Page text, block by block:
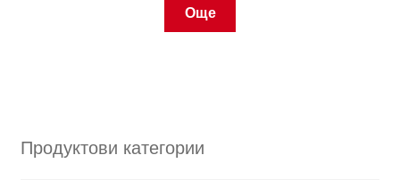
Още
Продуктови категории